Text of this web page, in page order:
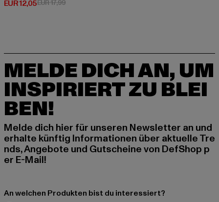
EUR 12,05
Derzeitiger Preis: EUR 12,05
EUR 17,99Aktionspreis: EUR 17,99
MELDE DICH AN, UM
INSPIRIERT ZU BLEI
BEN!
Melde dich hier für unseren Newsletter an und
erhalte künftig Informationen über aktuelle Tre
nds, Angebote und Gutscheine von DefShop p
er E-Mail!
An welchen Produkten bist du interessiert?